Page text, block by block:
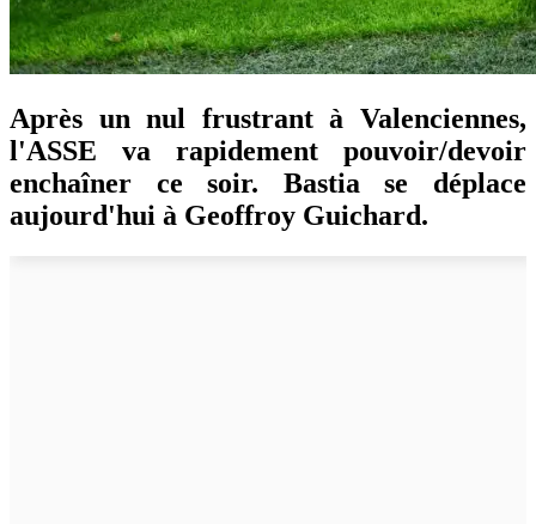
Après un nul frustrant à Valenciennes,
l'ASSE va rapidement pouvoir/devoir
enchaîner ce soir. Bastia se déplace
aujourd'hui à Geoffroy Guichard.